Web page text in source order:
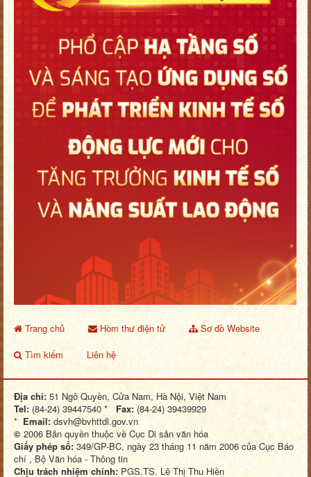
Trang chủ Hòm thư điện tử
Sơ đồ Website
Tìm kiếm
Liên hệ
Địa chỉ: 51 Ngô Quyền, Cửa Nam, Hà Nội, Việt Nam
Tel: (84-24) 39447540 * Fax: (84-24) 39439929
* Email: dsvh@bvhttdl.gov.vn
© 2006 Bản quyền thuộc về Cục Di sản văn hóa
Giấy phép số: 349/GP-BC, ngày 23 tháng 11 năm 2006 của Cục Báo
chí , Bộ Văn hóa - Thông tin
Chịu trách nhiệm chính: PGS.TS. Lê Thị Thu Hiền